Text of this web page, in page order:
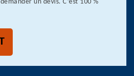
un devis. C’est 100 %